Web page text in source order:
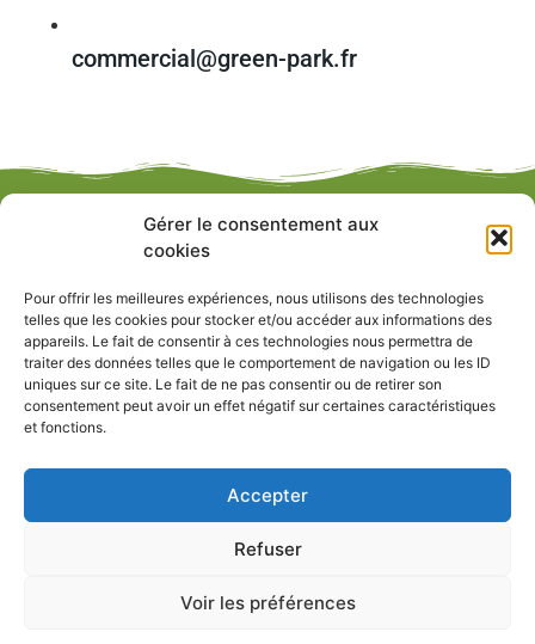
Gérer le consentement aux
cookies
Pour offrir les meilleures expériences, nous utilisons des technologies
telles que les cookies pour stocker et/ou accéder aux informations des
appareils. Le fait de consentir à ces technologies nous permettra de
traiter des données telles que le comportement de navigation ou les ID
uniques sur ce site. Le fait de ne pas consentir ou de retirer son
consentement peut avoir un effet négatif sur certaines caractéristiques
et fonctions.
Accepter
Refuser
Voir les préférences
commercial@green-park.fr
LE BOIS AMÉNAGE NOTRE ENVIRONNEMENT !
Aucun contenu n’est encore ajouté.
Liens utiles